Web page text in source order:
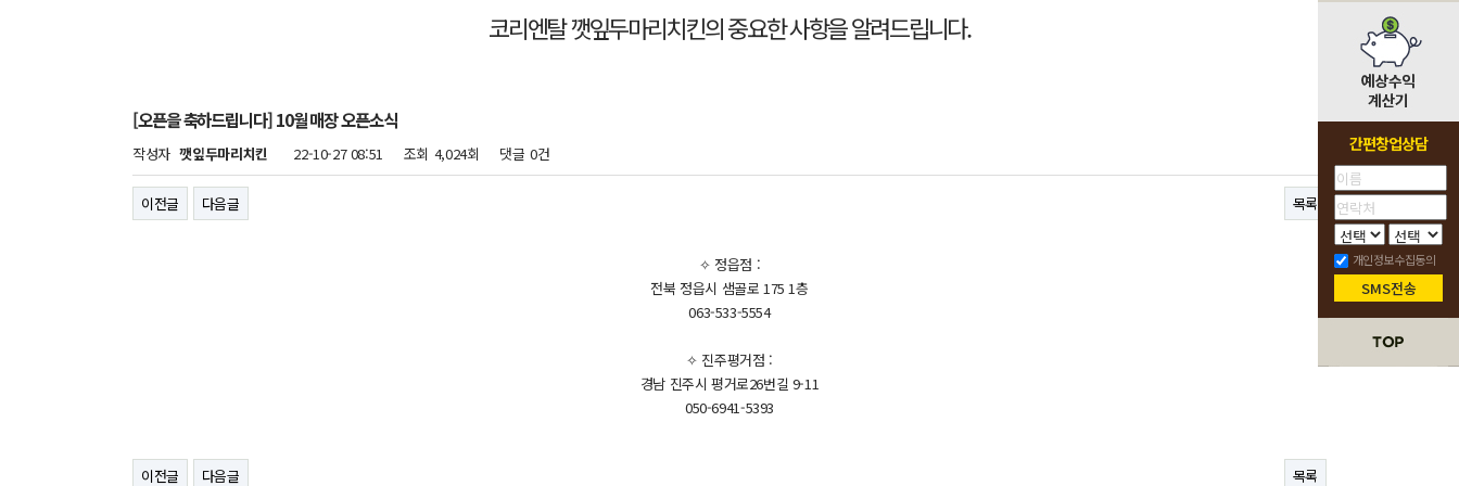
[오픈을 축하드립니다] 10월 매장 오픈소식
작성자 깻잎두마리치킨 22-10-27 08:51 조회 4,024회 댓글 0건
이전글 다음글 목록
✧ 정읍점 :
전북 정읍시 샘골로 175 1층
063-533-5554
✧ 진주평거점 :
경남 진주시 평거로26번길 9-11
050-6941-5393
이전글 다음글 목록
간편창업상담
개인정보수집동의
SMS전송